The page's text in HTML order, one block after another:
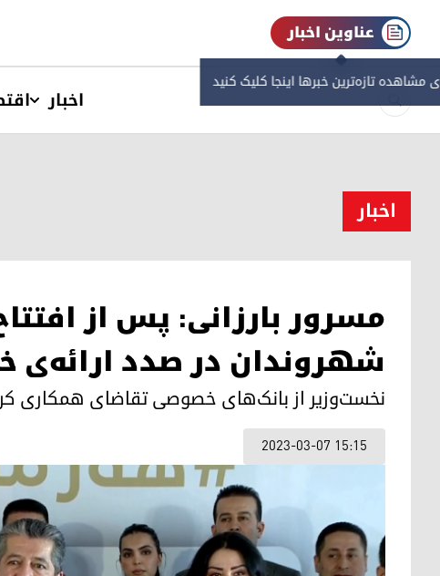
عناوین اخبار
مشاهده‌ تازه‌ترین خبرها اینجا کلیک کنید
اخبار
اخبار
مسرور بارزانی: پس از
شهروندان در صدد
نخست‌وزیر از بانک‌های خصوصی تقاضای همکاری
2023-03-07 15:15